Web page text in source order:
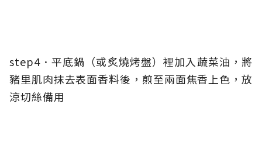
step4．平底鍋（或炙燒烤盤）裡加入蔬菜油，將
豬里肌肉抹去表面香料後，煎至兩面焦香上色，放
涼切絲備用